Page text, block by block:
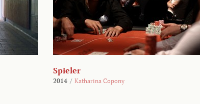
Spieler
2014 / Katharina Copony